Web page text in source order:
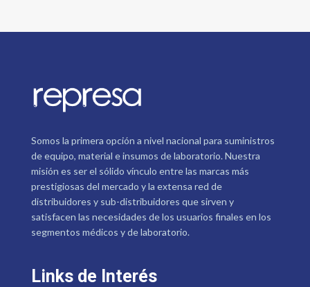
Somos la primera opción a nivel nacional para suministros
de equipo, material e insumos de laboratorio. Nuestra
misión es ser el sólido vínculo entre las marcas más
prestigiosas del mercado y la extensa red de
distribuidores y sub-distribuidores que sirven y
satisfacen las necesidades de los usuarios finales en los
segmentos médicos y de laboratorio.
Links de Interés